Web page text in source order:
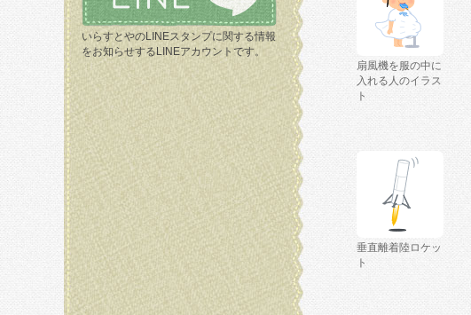
いらすとやのLINEスタンプに関する情報
をお知らせするLINEアカウントです。
扇風機を服の中に
入れる人のイラス
ト
垂直離着陸ロケッ
ト